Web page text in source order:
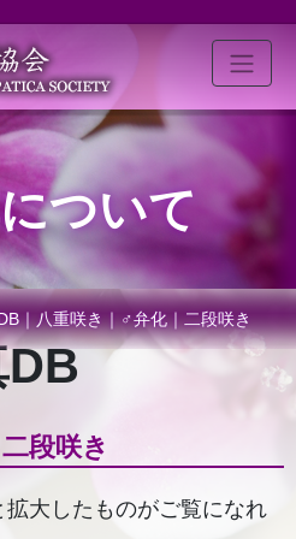
ついて
DB
段咲き
大したものがご覧になれ
｜八重咲き｜♂弁化｜二段咲き